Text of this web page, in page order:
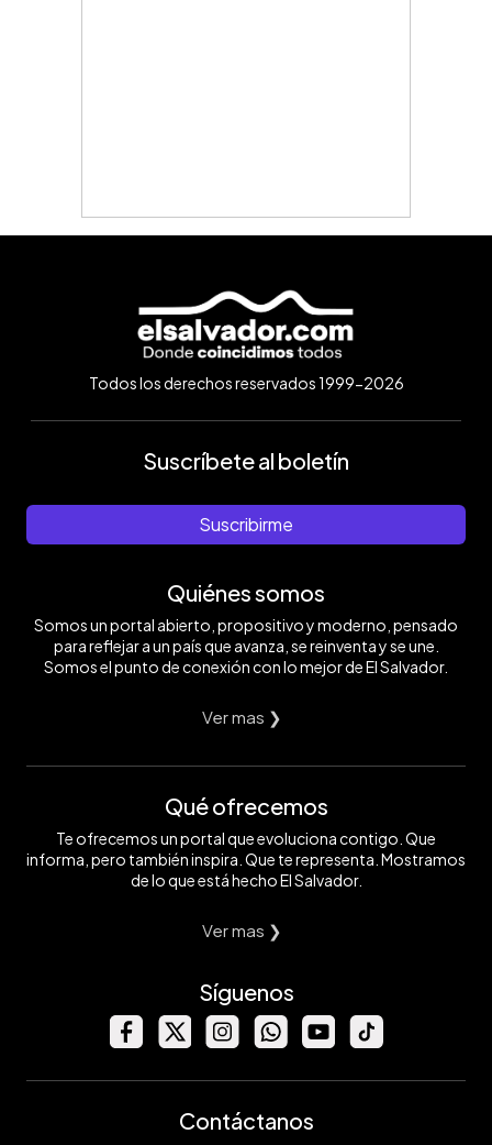
Todos los derechos reservados 1999-2026
Suscríbete al boletín
Suscribirme
Quiénes somos
Somos un portal abierto, propositivo y moderno, pensado
para reflejar a un país que avanza, se reinventa y se une.
Somos el punto de conexión con lo mejor de El Salvador.
Ver mas ❯
Qué ofrecemos
Te ofrecemos un portal que evoluciona contigo. Que
informa, pero también inspira. Que te representa. Mostramos
de lo que está hecho El Salvador.
Ver mas ❯
Síguenos
Contáctanos